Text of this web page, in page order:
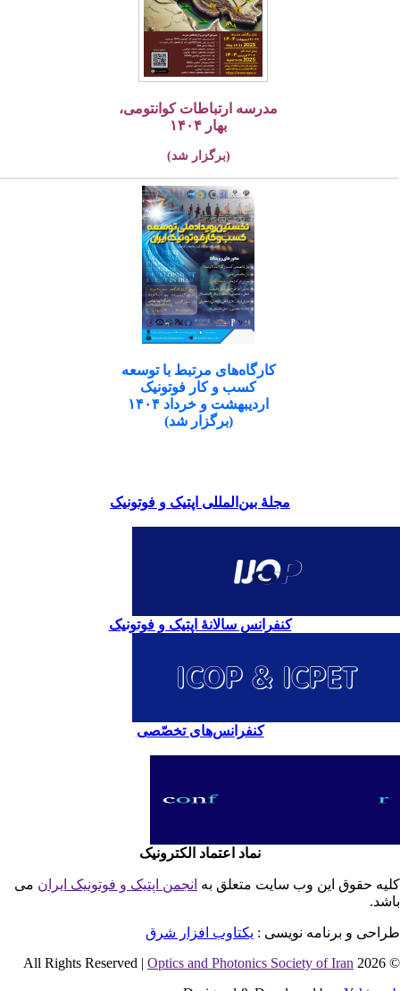
مدرسه ارتباطات کوانتومی،
بهار ۱۴۰۴
(برگزار شد)
کارگاه‌های مرتبط با توسعه
کسب و کار فوتونیک
اردیبهشت و خرداد ۱۴۰۴
(برگزار شد)
مجلۀ بین‌المللی اپتیک و فوتونیک
کنفرانس سالانۀ اپتیک و فوتونیک
کنفرانس‌های تخصّصی
نماد اعتماد الکترونیک
حقوق این وب سایت متعلق بهانجمن اپتیک و فوتونیک ایران می
و برنامه نویسی : یکتاوب افزار شرق
©
Optics and Photonics Society of Iran